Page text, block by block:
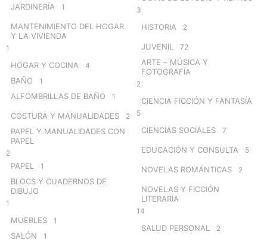
JARDINERÍA 1
MANTENIMIENTO DEL HOGAR
Y LA VIVIENDA
1
HOGAR Y COCINA 4
BAÑO 1
ALFOMBRILLAS DE BAÑO 1
COSTURA Y MANUALIDADES 2
PAPEL Y MANUALIDADES CON
PAPEL
2
PAPEL 1
BLOCS Y CUADERNOS DE
DIBUJO
1
MUEBLES 1
SALÓN 1
3
HISTORIA 2
JUVENIL 72
ARTE – MÚSICA Y
FOTOGRAFÍA
2
CIENCIA FICCIÓN Y FANTASÍA
5
CIENCIAS SOCIALES 7
EDUCACIÓN Y CONSULTA 5
NOVELAS ROMÁNTICAS 2
NOVELAS Y FICCIÓN
LITERARIA
14
SALUD PERSONAL 2